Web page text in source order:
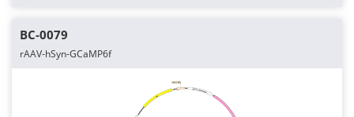
BC-0079
rAAV-hSyn-GCaMP6f